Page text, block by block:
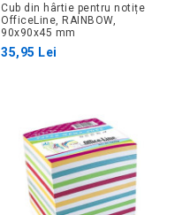
Cub din hârtie pentru notițe
OfficeLine, RAINBOW,
90x90x45 mm
35,95 Lei